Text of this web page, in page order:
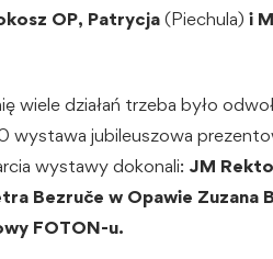
OP, Patrycja (Piechula) i
wiele działań trzeba było
wystawa jubileuszowa
wystawy dokonali: JM
Bezruče w Opawie Zuzana
FOTON-u.